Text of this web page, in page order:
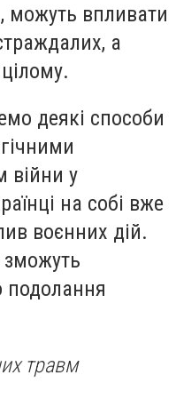
можуть впливати
а
деякі способи
війни у
на собі вже
воєнних дій.
зможуть
травм